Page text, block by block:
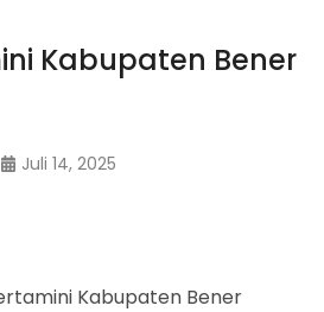
Kabupaten Bener
Juli 14, 2025
Kabupaten Bener